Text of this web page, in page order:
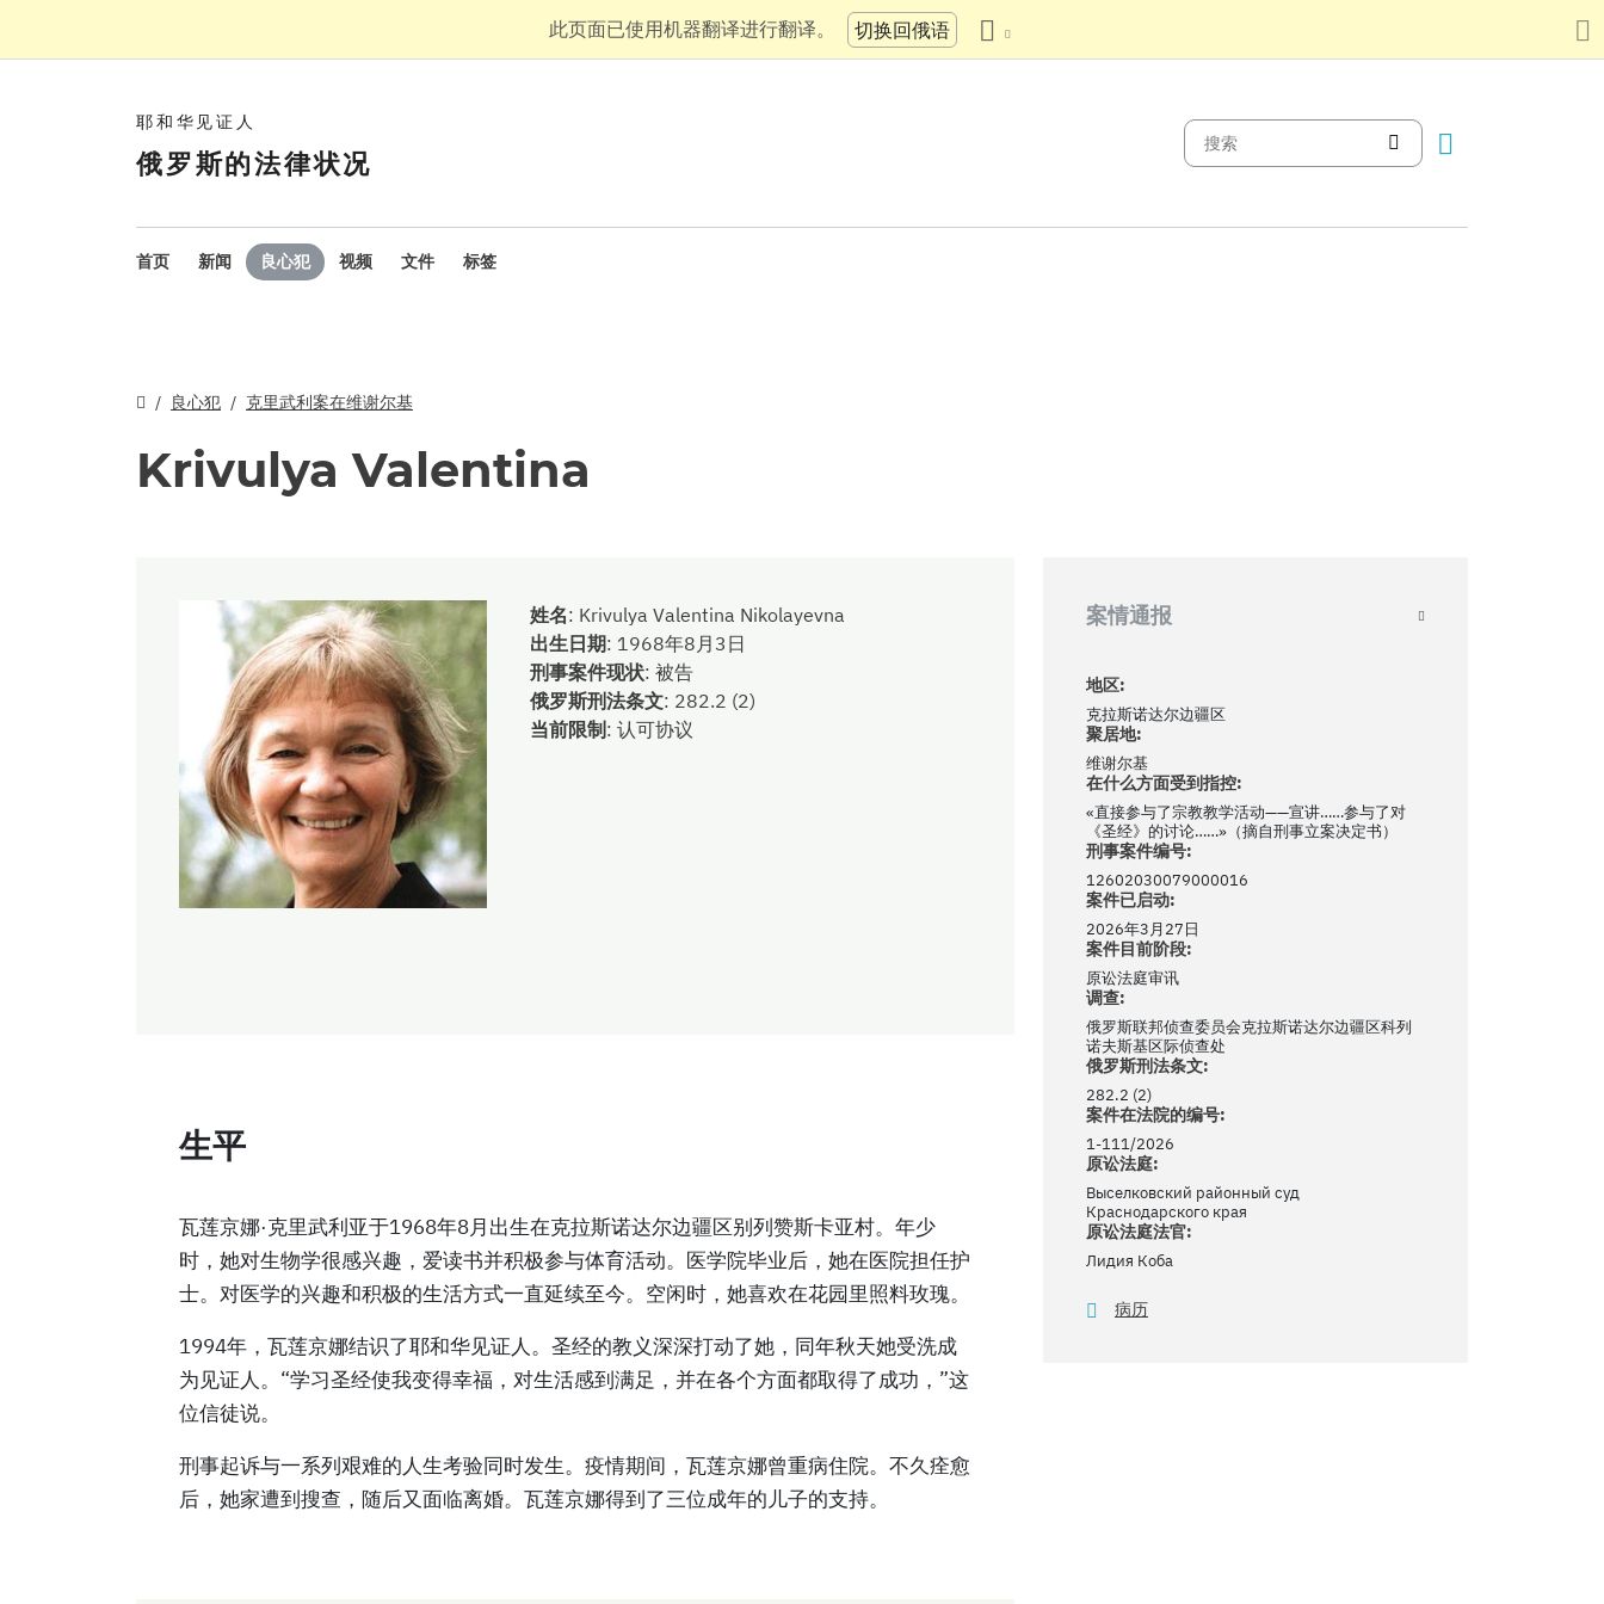
此页面已使用机器翻译进行翻译。 切换回俄语
耶和华见证人
俄罗斯的法律状况
首页 新闻 良心犯 视频 文件 标签
良心犯 克里武利案在维谢尔基
Krivulya Valentina
姓名: Krivulya Valentina Nikolayevna
出生日期: 1968年8月3日
刑事案件现状:被告
俄罗斯刑法条文: 282.2 (2)
当前限制:认可协议
生平
瓦莲京娜·克里武利亚于1968年8月出生在克拉斯诺达尔边疆区别列赞斯卡亚村。年少
时，她对生物学很感兴趣，爱读书并积极参与体育活动。医学院毕业后，她在医院担任护
士。对医学的兴趣和积极的生活方式一直延续至今。空闲时，她喜欢在花园里照料玫瑰。
1994年，瓦莲京娜结识了耶和华见证人。圣经的教义深深打动了她，同年秋天她受洗成
为见证人。“学习圣经使我变得幸福，对生活感到满足，并在各个方面都取得了成功，”这
位信徒说。
刑事起诉与一系列艰难的人生考验同时发生。疫情期间，瓦莲京娜曾重病住院。不久痊愈
后，她家遭到搜查，随后又面临离婚。瓦莲京娜得到了三位成年的儿子的支持。
案情通报
地区:
克拉斯诺达尔边疆区
聚居地:
维谢尔基
在什么方面受到指控:
«直接参与了宗教教学活动——宣讲……参与了对
《圣经》的讨论……»（摘自刑事立案决定书）
刑事案件编号:
12602030079000016
案件已启动:
2026年3月27日
案件目前阶段:
原讼法庭审讯
调查:
俄罗斯联邦侦查委员会克拉斯诺达尔边疆区科列
诺夫斯基区际侦查处
俄罗斯刑法条文:
282.2 (2)
案件在法院的编号:
1-111/2026
原讼法庭:
Выселковский районный суд
Краснодарского края
原讼法庭法官:
Лидия Коба
病历